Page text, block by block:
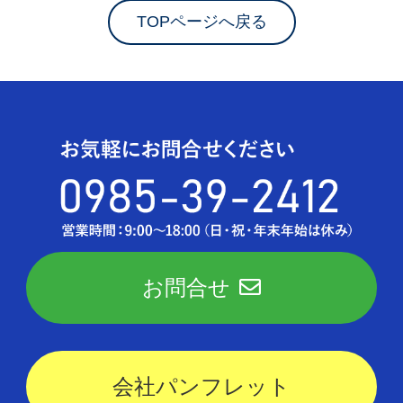
TOPページへ戻る
お問合せ
会社パンフレット